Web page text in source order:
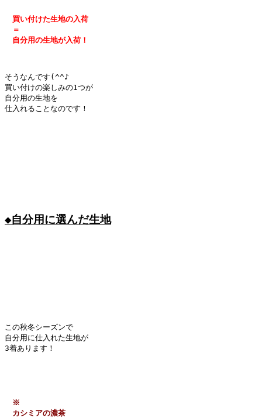
買い付けた生地の入荷
＝
自分用の生地が入荷！
そうなんです(^^♪
買い付けの楽しみの1つが
自分用の生地を
仕入れることなのです！
◆自分用に選んだ生地
この秋冬シーズンで
自分用に仕入れた生地が
3着あります！
※